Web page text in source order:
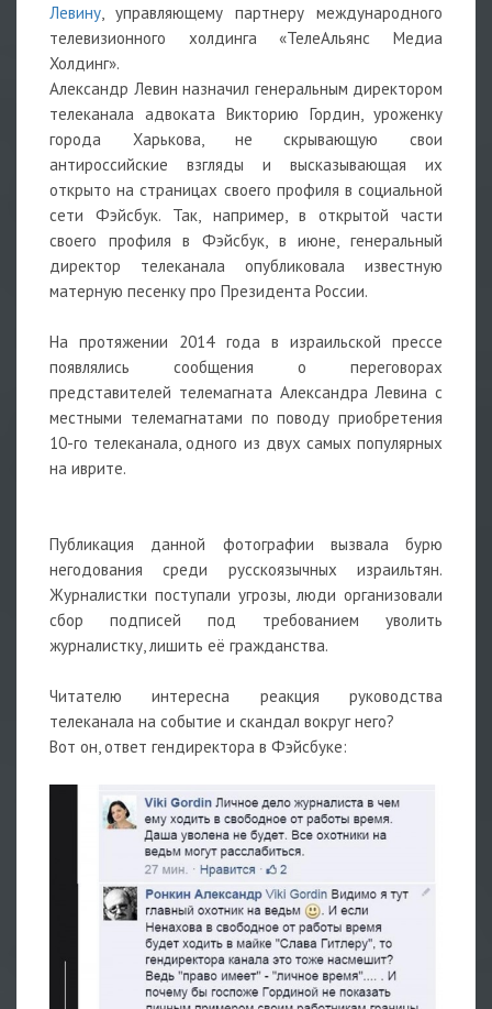
Левину, управляющему партнеру международного
телевизионного холдинга «ТелеАльянс Медиа
Холдинг».
Александр Левин назначил генеральным директором
телеканала адвоката Викторию Гордин, уроженку
города Харькова, не скрывающую свои
антироссийские взгляды и высказывающая их
открыто на страницах своего профиля в социальной
сети Фэйсбук. Так, например, в открытой части
своего профиля в Фэйсбук, в июне, генеральный
директор телеканала опубликовала известную
матерную песенку про Президента России.
На протяжении 2014 года в израильской прессе
появлялись сообщения о переговорах
представителей телемагната Александра Левина с
местными телемагнатами по поводу приобретения
10-го телеканала, одного из двух самых популярных
на иврите.
Публикация данной фотографии вызвала бурю
негодования среди русскоязычных израильтян.
Журналистки поступали угрозы, люди организовали
сбор подписей под требованием уволить
журналистку, лишить её гражданства.
Читателю интересна реакция руководства
телеканала на событие и скандал вокруг него?
Вот он, ответ гендиректора в Фэйсбуке: